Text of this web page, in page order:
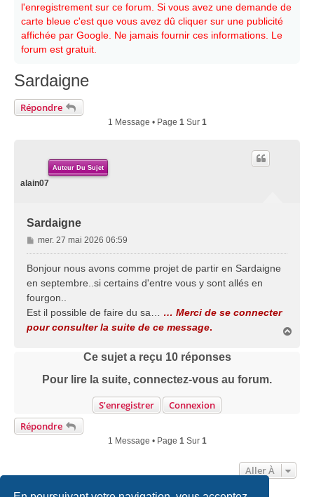
l'enregistrement sur ce forum. Si vous avez une demande de
carte bleue c'est que vous avez dû cliquer sur une publicité
affichée par Google. Ne jamais fournir ces informations. Le
forum est gratuit.
Sardaigne
Répondre
1 Message • Page 1Sur 1
Auteur Du Sujet
alain07
Sardaigne
M
e
a
g
e
mer. 27 mai 2026 06:59
Bonjour nous avons comme projet de partir en Sardaigne
en septembre..si certains d'entre vous y sont allés en
fourgon..
Est il possible de faire du sa…
… Merci de se connecter
pour consulter la suite de ce message.
Ce sujet a reçu 10réponses
Pour lire la suite, connectez-vous au forum.
S’enregistrer
Connexion
Répondre
1 Message • Page 1 Sur 1
Aller À